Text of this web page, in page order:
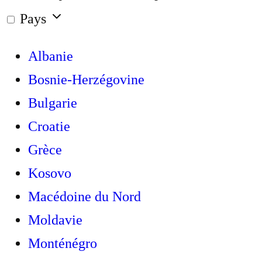
Pays
Albanie
Bosnie-Herzégovine
Bulgarie
Croatie
Grèce
Kosovo
Macédoine du Nord
Moldavie
Monténégro